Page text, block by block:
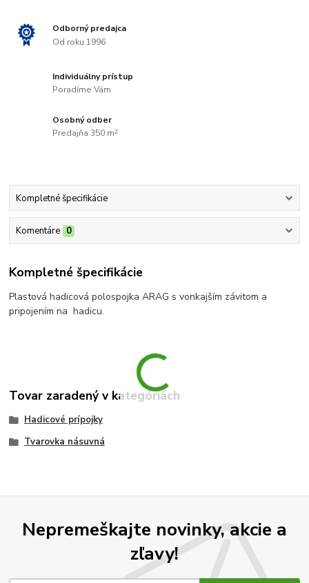
Odborný predajca
Od roku 1996
Individuálny prístup
Poradíme Vám
Osobný odber
Predajňa 350 m²
Kompletné špecifikácie
Komentáre 0
Kompletné špecifikácie
Plastová hadicová polospojka ARAG s vonkajším závitom a
pripojením na hadicu.
Tovar zaradený v kategóriách
Hadicové prípojky
Tvarovka násuvná
Nepremeškajte novinky, akcie a
zľavy!